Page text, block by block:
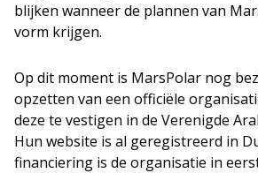
blijken wanneer de plannen van
vorm krijgen.
Op dit moment is MarsPolar nog
opzetten van een officiële
deze te vestigen in de Verenigde
Hun website is al geregistreerd in
financiering is de organisatie in